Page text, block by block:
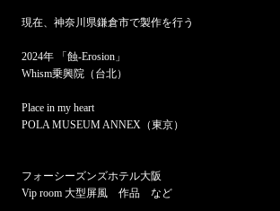
現在、神奈川県鎌倉市で製作を行う
2024年 「蝕-Erosion」
Whism乗興院（台北）
Place in my heart
POLA MUSEUM ANNEX（東京）
フォーシーズンズホテル大阪
Vip room 大型屏風 作品 など